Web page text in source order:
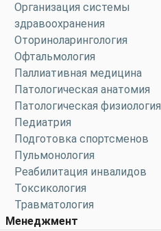
Организация системы
здравоохранения
Оториноларингология
Офтальмология
Паллиативная медицина
Патологическая анатомия
Патологическая физиология
Педиатрия
Подготовка спортсменов
Пульмонология
Реабилитация инвалидов
Токсикология
Травматология
Менеджмент